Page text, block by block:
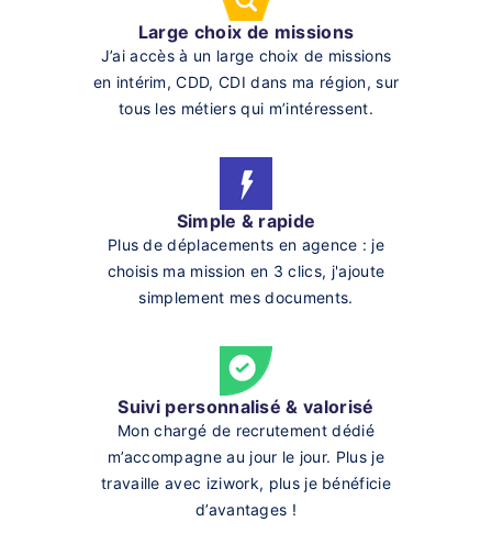
Large choix de missions
J’ai accès à un large choix de missions
en intérim, CDD, CDI dans ma région, sur
tous les métiers qui m’intéressent.
Simple & rapide
Plus de déplacements en agence : je
choisis ma mission en 3 clics, j'ajoute
simplement mes documents.
Suivi personnalisé & valorisé
Mon chargé de recrutement dédié
m’accompagne au jour le jour. Plus je
travaille avec iziwork, plus je bénéficie
d’avantages !